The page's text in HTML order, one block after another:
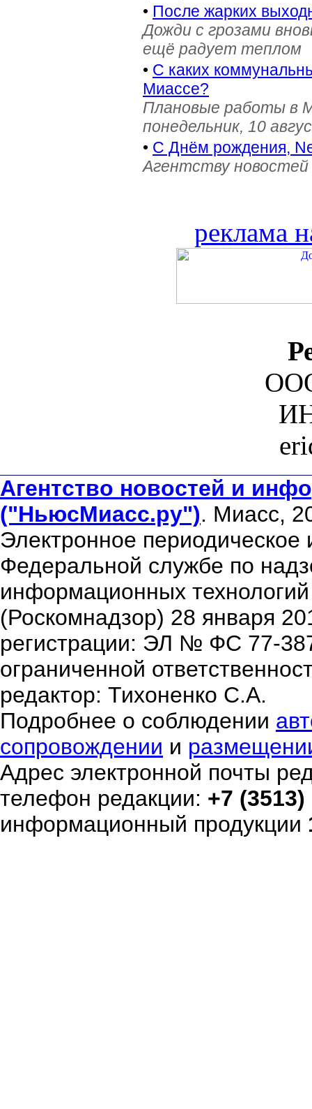
• После жарких
Дожди с грозами
ещё радует теплом
• С каких
Миассе?
Плановые работы в
понедельник, 10
• С Днём рождения,
Агентству новостей
реклама
Агентство новостей и
("НьюсМиасс.ру"). Миасс,
Электронное периодическое
Федеральной службе по
информационных
(Роскомнадзор) 28 января
регистрации: ЭЛ № ФС 77-
ограниченной
редактор: Тихоненко С.А.
Подробнее о соблюдении
сопровождении и
Адрес электронной почты
телефон редакции: +7
информационный продукции